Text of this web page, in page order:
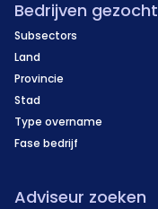
Bedrijven gezocht
Subsectors
Land
Provincie
Stad
Type overname
Fase bedrijf
Adviseur zoeken